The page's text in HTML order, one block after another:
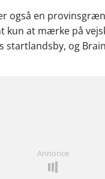
også en
kun at mærke på
startlandsby, og
Annonce